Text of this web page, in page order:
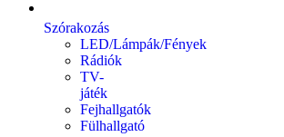
Szórakozás
LED/Lámpák/Fények
Rádiók
TV-
játék
Fejhallgatók
Fülhallgató